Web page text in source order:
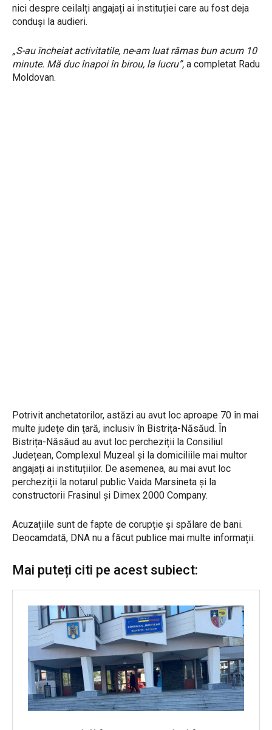
nici despre ceilalți angajați ai instituției care au fost deja
conduși la audieri.
„S-au încheiat activitatile, ne-am luat rămas bun acum 10
minute. Mă duc înapoi în birou, la lucru”, a completat Radu
Moldovan.
Potrivit anchetatorilor, astăzi au avut loc aproape 70 în mai
multe județe din țară, inclusiv în Bistrița-Năsăud. În
Bistrița-Năsăud au avut loc percheziții la Consiliul
Județean, Complexul Muzeal și la domiciliile mai multor
angajați ai instituțiilor. De asemenea, au mai avut loc
percheziții la notarul public Vaida Marsineta și la
constructorii Frasinul și Dimex 2000 Company.
Acuzațiile sunt de fapte de corupție și spălare de bani.
Deocamdată, DNA nu a făcut publice mai multe informații.
Mai puteți citi pe acest subiect: